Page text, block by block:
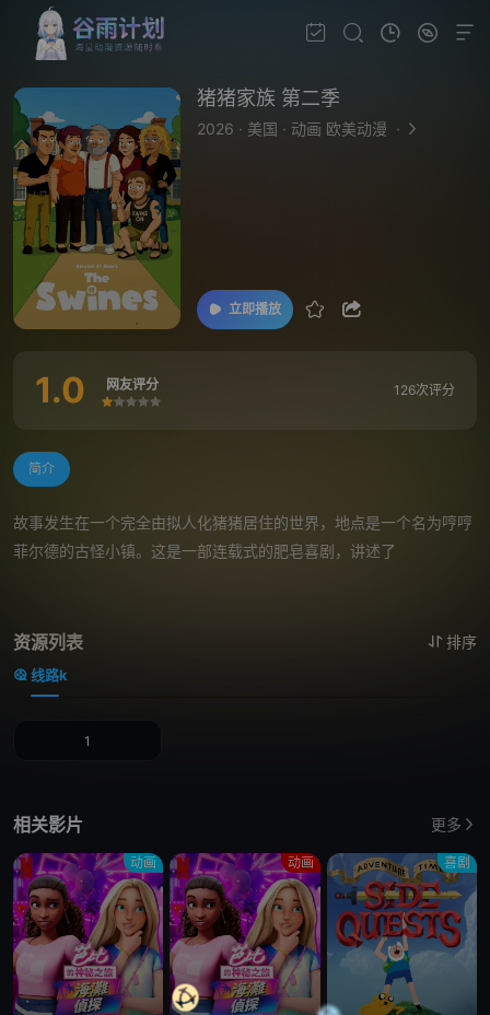
猪猪家族 第二季
2026 · 美国 · 动画 欧美动漫 ·
立即播放
1.0 网友评分
很差较差还行
推荐
力荐
126次评分
简介
故事发生在一个完全由拟人化猪猪居住的世界，地点是一个名为哼哼
菲尔德的古怪小镇。这是一部连载式的肥皂喜剧，讲述了
资源列表 排序
线路k
1
相关影片 更多
动画 动画 喜剧